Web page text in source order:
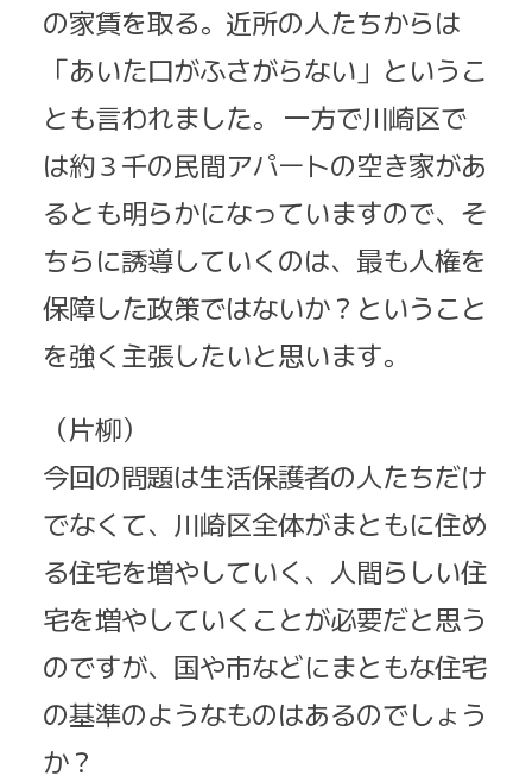
の家賃を取る。近所の人たちからは
「あいた口がふさがらない」というこ
とも言われました。 一方で川崎区で
は約３千の民間アパートの空き家があ
るとも明らかになっていますので、そ
ちらに誘導していくのは、最も人権を
保障した政策ではないか？ということ
を強く主張したいと思います。
（片柳）
今回の問題は生活保護者の人たちだけ
でなくて、川崎区全体がまともに住め
る住宅を増やしていく、人間らしい住
宅を増やしていくことが必要だと思う
のですが、国や市などにまともな住宅
の基準のようなものはあるのでしょう
か？